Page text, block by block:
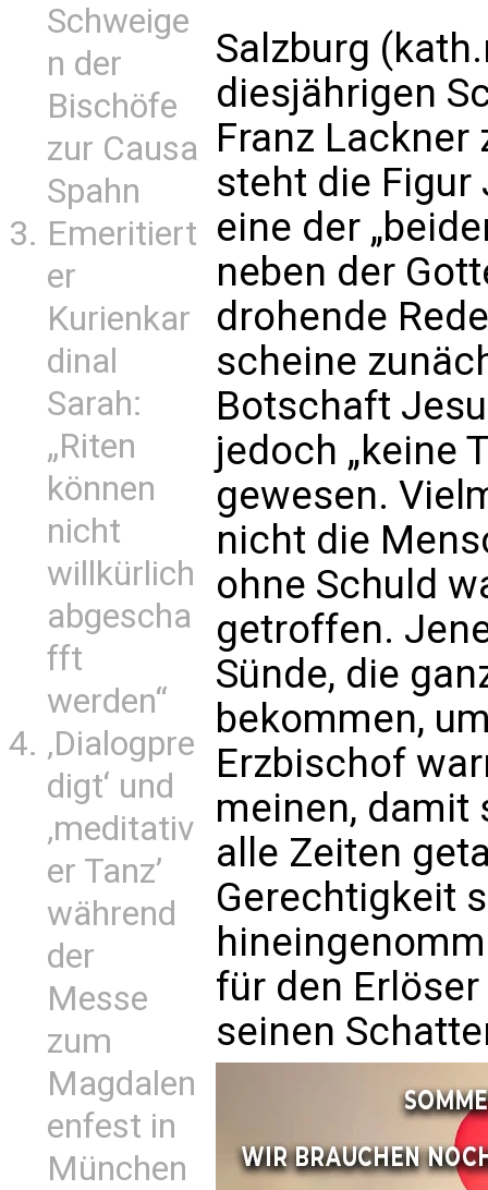
Schweige
n der
Bischöfe
zur Causa
Spahn
Emeritiert
er
Kurienkar
dinal
Sarah:
„Riten
können
nicht
willkürlich
abgescha
fft
werden“
‚Dialogpre
digt‘ und
‚meditativ
er Tanz’
während
der
Messe
zum
Magdalen
enfest in
München
Salzburg
diesjährigen
Franz Lackner
steht die Figur
eine der
neben der
drohende
scheine
Botschaft
jedoch „keine
gewesen.
nicht die
ohne Schuld
getroffen.
Sünde, die
bekommen,
Erzbischof
meinen, damit
alle Zeiten
Gerechtigkeit
für den
seinen